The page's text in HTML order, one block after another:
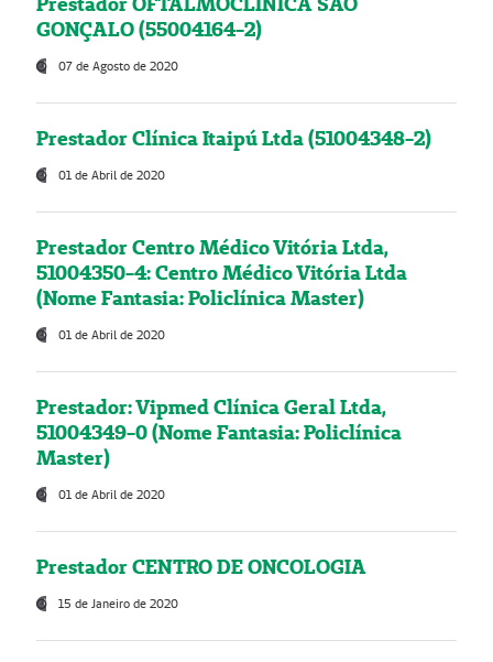
GONÇALO (55004164-2)
07 de Agosto de 2020
Prestador Clínica Itaipú Ltda (51004348-2)
01 de Abril de 2020
Prestador Centro Médico Vitória Ltda,
51004350-4: Centro Médico Vitória Ltda
(Nome Fantasia: Policlínica Master)
01 de Abril de 2020
Prestador: Vipmed Clínica Geral Ltda,
51004349-0 (Nome Fantasia: Policlínica
Master)
01 de Abril de 2020
Prestador CENTRO DE ONCOLOGIA
15 de Janeiro de 2020